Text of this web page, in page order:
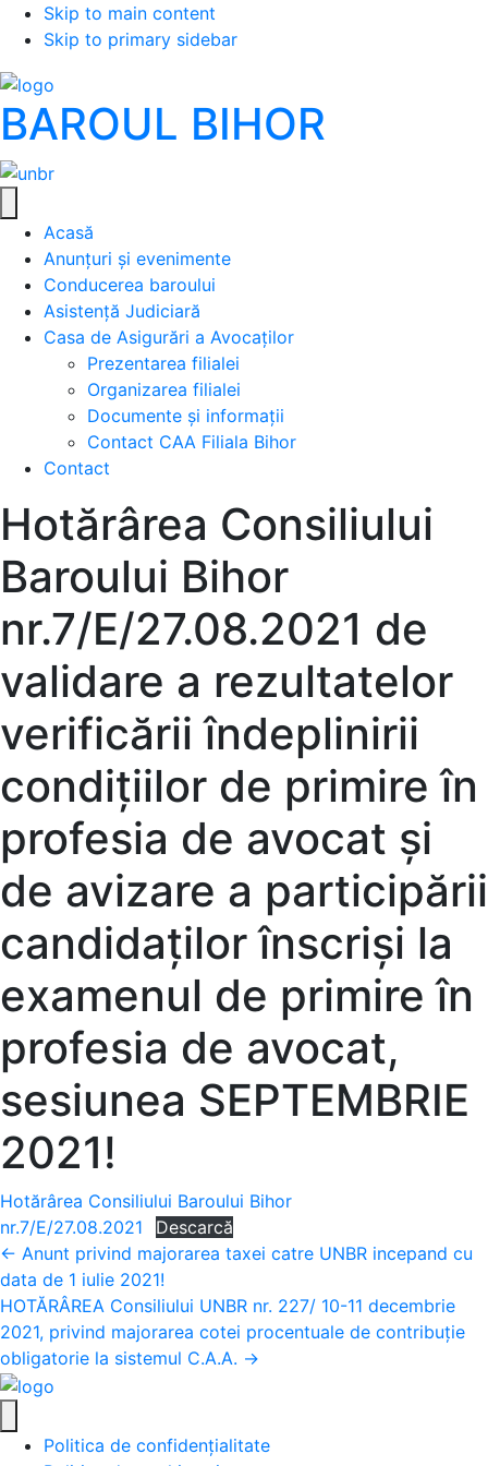
Skip to main content
Skip to primary sidebar
BAROUL BIHOR
Acasă
Anunțuri și evenimente
Conducerea baroului
Asistență Judiciară
Casa de Asigurări a Avocaților
Prezentarea filialei
Organizarea filialei
Documente și informații
Contact CAA Filiala Bihor
Contact
Hotărârea Consiliului
Baroului Bihor
nr.7/E/27.08.2021 de
validare a rezultatelor
verificării îndeplinirii
condițiilor de primire în
profesia de avocat și
de avizare a participării
candidaților înscriși la
examenul de primire în
profesia de avocat,
sesiunea SEPTEMBRIE
2021!
Hotărârea Consiliului Baroului Bihor
nr.7/E/27.08.2021
Descarcă
Posts
navigation
← Anunt privind majorarea taxei catre UNBR incepand cu
data de 1 iulie 2021!
HOTĂRÂREA Consiliului UNBR nr. 227/ 10-11 decembrie
2021, privind majorarea cotei procentuale de contribuție
obligatorie la sistemul C.A.A. →
Politica de confidențialitate